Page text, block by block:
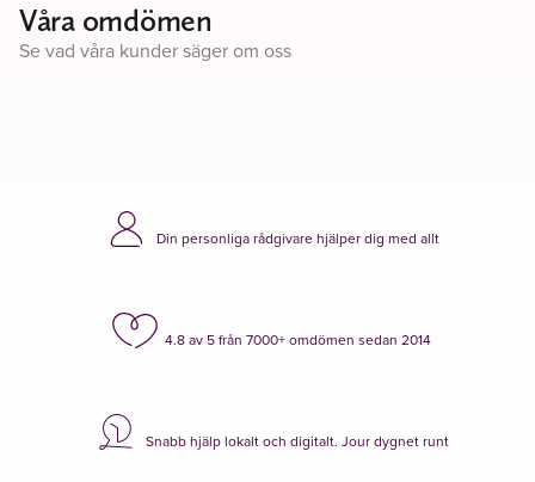
Våra omdömen
Se vad våra kunder säger om oss
Din personliga rådgivare hjälper dig med allt
4.8 av 5 från 7000+ omdömen sedan 2014
Snabb hjälp lokalt och digitalt. Jour dygnet runt